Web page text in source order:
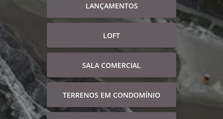
LANÇAMENTOS
LOFT
SALA COMERCIAL
TERRENOS EM CONDOMÍNIO